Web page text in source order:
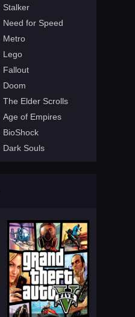
Stalker
Need for Speed
Metro
Lego
Fallout
Doom
The Elder Scrolls
Age of Empires
BioShock
Dark Souls